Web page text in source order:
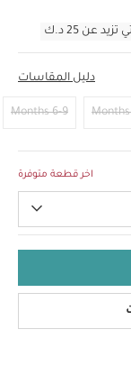
عن 25 د.ك
دليل المقاسات
6-9 Months
اخر قطعة متوفرة